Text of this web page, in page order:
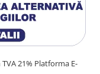
21% Platforma E-